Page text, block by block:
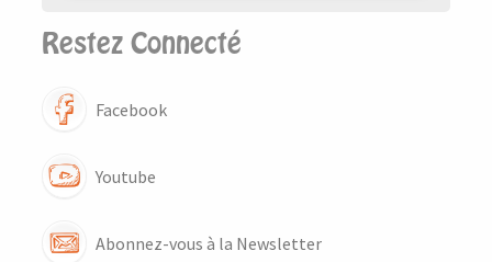
Restez Connecté
Facebook
Youtube
Abonnez-vous à la Newsletter